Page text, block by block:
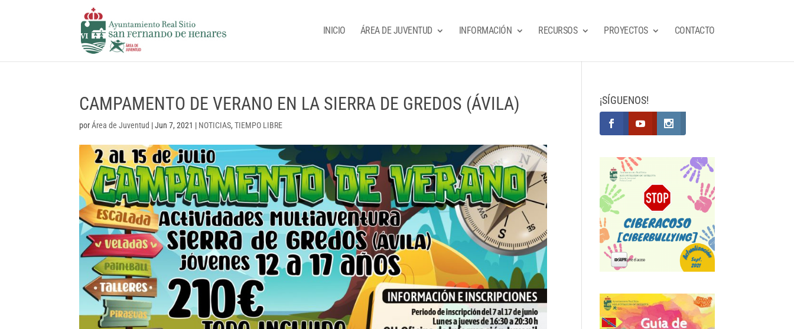
INICIO ÁREA DE JUVENTUD INFORMACIÓN RECURSOS PROYECTOS CONTACTO
CAMPAMENTO DE VERANO EN LA SIERRA DE GREDOS (ÁVILA)
porÁrea de Juventud |Jun 7, 2021 | NOTICIAS,TIEMPO LIBRE
¡SÍGUENOS!